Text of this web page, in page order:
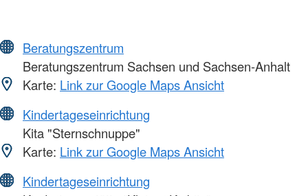
Beratungszentrum
Beratungszentrum Sachsen und Sachsen-Anhalt
Karte: Link zur Google Maps Ansicht
Kindertageseinrichtung
Kita "Sternschnuppe"
Karte: Link zur Google Maps Ansicht
Kindertageseinrichtung